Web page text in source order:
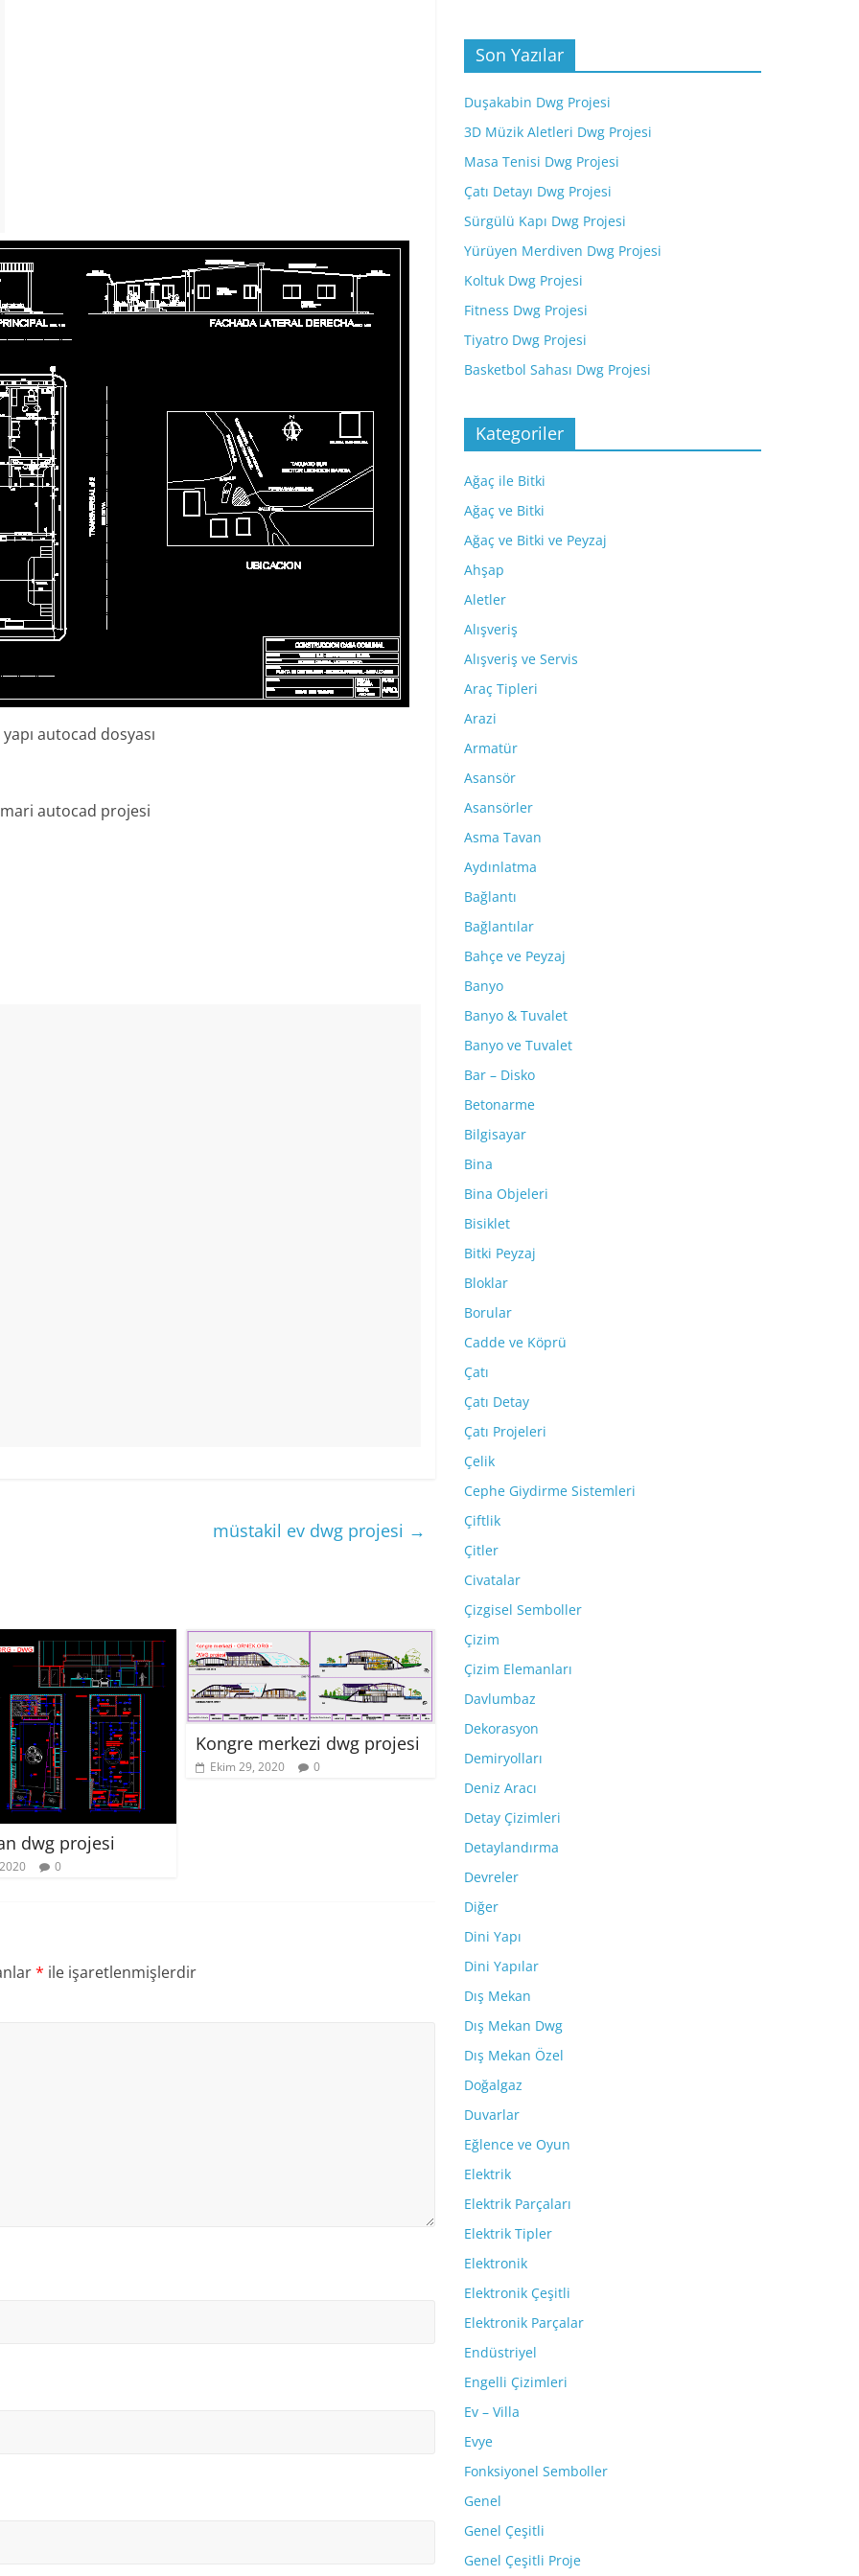
autocad dosyası
autocad projesi
müstakil ev dwg projesi →
dwg projesi
0
Kongre merkezi dwg projesi
Ekim 29, 2020 0
* ile işaretlenmişlerdir
Son Yazılar
Duşakabin Dwg Projesi
3D Müzik Aletleri Dwg Projesi
Masa Tenisi Dwg Projesi
Çatı Detayı Dwg Projesi
Sürgülü Kapı Dwg Projesi
Yürüyen Merdiven Dwg Projesi
Koltuk Dwg Projesi
Fitness Dwg Projesi
Tiyatro Dwg Projesi
Basketbol Sahası Dwg Projesi
Kategoriler
Ağaç ile Bitki
Ağaç ve Bitki
Ağaç ve Bitki ve Peyzaj
Ahşap
Aletler
Alışveriş
Alışveriş ve Servis
Araç Tipleri
Arazi
Armatür
Asansör
Asansörler
Asma Tavan
Aydınlatma
Bağlantı
Bağlantılar
Bahçe ve Peyzaj
Banyo
Banyo & Tuvalet
Banyo ve Tuvalet
Bar – Disko
Betonarme
Bilgisayar
Bina
Bina Objeleri
Bisiklet
Bitki Peyzaj
Bloklar
Borular
Cadde ve Köprü
Çatı
Çatı Detay
Çatı Projeleri
Çelik
Cephe Giydirme Sistemleri
Çiftlik
Çitler
Civatalar
Çizgisel Semboller
Çizim
Çizim Elemanları
Davlumbaz
Dekorasyon
Demiryolları
Deniz Aracı
Detay Çizimleri
Detaylandırma
Devreler
Diğer
Dini Yapı
Dini Yapılar
Dış Mekan
Dış Mekan Dwg
Dış Mekan Özel
Doğalgaz
Duvarlar
Eğlence ve Oyun
Elektrik
Elektrik Parçaları
Elektrik Tipler
Elektronik
Elektronik Çeşitli
Elektronik Parçalar
Endüstriyel
Engelli Çizimleri
Ev – Villa
Evye
Fonksiyonel Semboller
Genel
Genel Çeşitli
Genel Çeşitli Proje